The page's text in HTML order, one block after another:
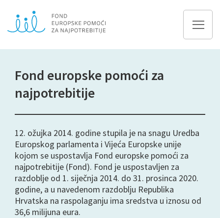
Fond europske pomoći za
najpotrebitije
12. ožujka 2014. godine stupila je na snagu Uredba
Europskog parlamenta i Vijeća Europske unije
kojom se uspostavlja Fond europske pomoći za
najpotrebitije (Fond). Fond je uspostavljen za
razdoblje od 1. siječnja 2014. do 31. prosinca 2020.
godine, a u navedenom razdoblju Republika
Hrvatska na raspolaganju ima sredstva u iznosu od
36,6 milijuna eura.